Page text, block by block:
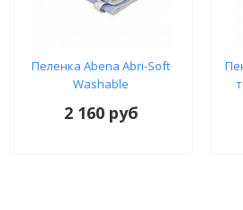
Пеленка Abena Abri-Soft
Washable
2 160 руб